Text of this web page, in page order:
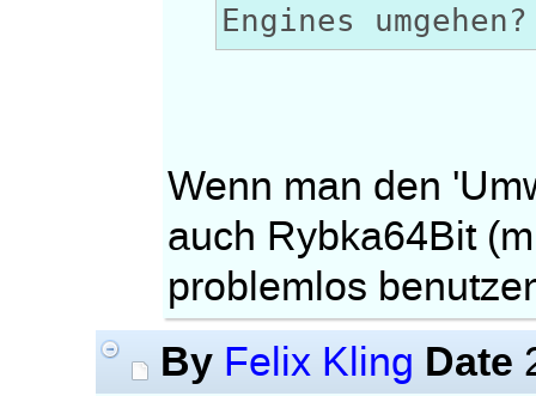
Engines umgehen?
Wenn man den
auch Rybka64Bit
problemlos
By Felix Kling Date